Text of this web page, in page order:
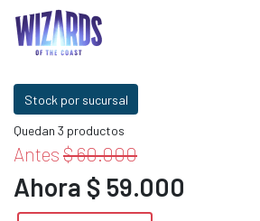
Stock por sucursal
Quedan 3 productos
Antes $ 60.000
Ahora $ 59.000